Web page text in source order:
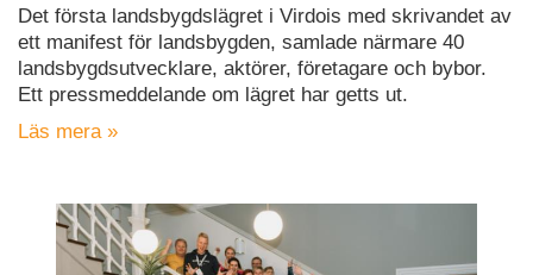
Det första landsbygdslägret i Virdois med skrivandet av
ett manifest för landsbygden, samlade närmare 40
landsbygdsutvecklare, aktörer, företagare och bybor.
Ett pressmeddelande om lägret har getts ut.
Läs mera »